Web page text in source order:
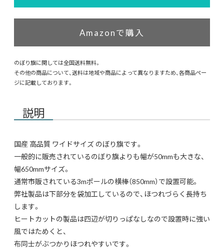
Amazonで購入
のぼり旗に関しては全国送料無料。
その他の商品について、送料は地域や商品によって異なりますため、各商品ペー
ジに記載しております。
説明
国産 高品質 ワイドサイズ のぼり旗です。
一般的に販売されているのぼり旗よりも幅が50mmも大きな、
幅650mmサイズ。
通常市販されている3mポールの横棒（850mm）で設置可能。
弊社製品は下部分を袋加工しているので、ほつれづらく長持ち
します。
ヒートカットの製品は四辺が切りっぱなしなので設置時に強い
風ではためくと、
布同士がぶつかりほつれやすいです。